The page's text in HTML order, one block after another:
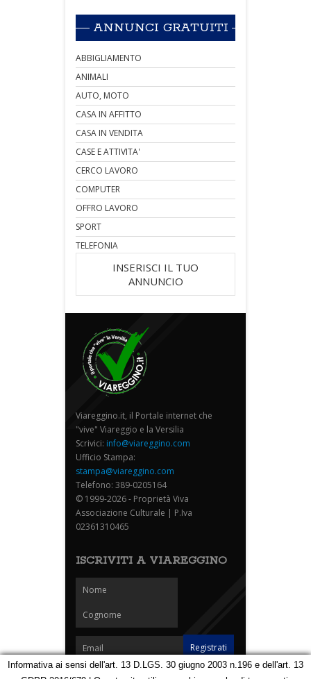
ANNUNCI GRATUITI
ABBIGLIAMENTO
ANIMALI
AUTO, MOTO
CASA IN AFFITTO
CASA IN VENDITA
CASE E ATTIVITA'
CERCO LAVORO
COMPUTER
OFFRO LAVORO
SPORT
TELEFONIA
INSERISCI IL TUO
ANNUNCIO
Viareggino.it, il Portale internet che
"vive" Viareggio e la Versilia
Scrivici: info@viareggino.com
Ufficio Stampa:
stampa@viareggino.com
Telefono: 389-0205164
© 1999-2026 - Proprietà Viva
Associazione Culturale | P.Iva
02361310465
ISCRIVITI A VIAREGGINO
Informativa ai sensi dell'art. 13 D.LGS. 30 giugno 2003 n.196 e dell'art. 13